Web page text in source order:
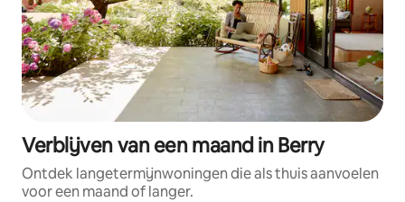
Verblijven van een maand in Berry
Ontdek langetermijnwoningen die als thuis aanvoelen
voor een maand of langer.